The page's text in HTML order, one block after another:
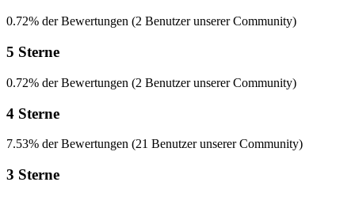
0.72% der Bewertungen (2 Benutzer unserer Community)
5 Sterne
0.72% der Bewertungen (2 Benutzer unserer Community)
4 Sterne
7.53% der Bewertungen (21 Benutzer unserer Community)
3 Sterne